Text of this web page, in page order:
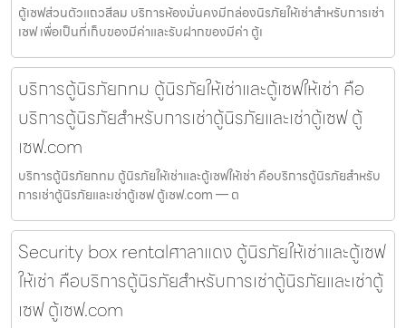
ตู้เซฟส่วนตัวแถวสีลม บริการห้องมั่นคงมีกล่องนิรภัยให้เช่าสำหรับการเช่า
เซฟ เพื่อเป็นที่เก็บของมีค่าและรับฝากของมีค่า ตู้เ
บริการตู้นิรภัยกทม ตู้นิรภัยให้เช่าและตู้เซฟให้เช่า คือ
บริการตู้นิรภัยสำหรับการเช่าตู้นิรภัยและเช่าตู้เซฟ ตู้
เซฟ.com
บริการตู้นิรภัยกทม ตู้นิรภัยให้เช่าและตู้เซฟให้เช่า คือบริการตู้นิรภัยสำหรับ
การเช่าตู้นิรภัยและเช่าตู้เซฟ ตู้เซฟ.com — ต
Security box rentalศาลาแดง ตู้นิรภัยให้เช่าและตู้เซฟ
ให้เช่า คือบริการตู้นิรภัยสำหรับการเช่าตู้นิรภัยและเช่าตู้
เซฟ ตู้เซฟ.com